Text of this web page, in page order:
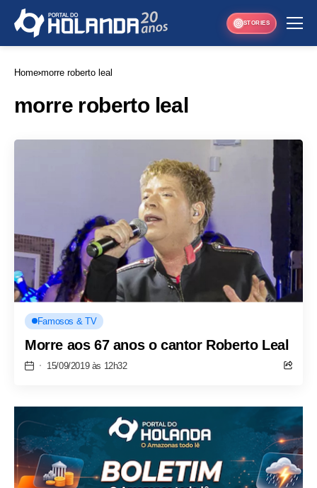
STORIES
Home morre roberto leal
morre roberto leal
Famosos & TV
Morre aos 67 anos o cantor Roberto Leal
15/09/2019 às 12h32